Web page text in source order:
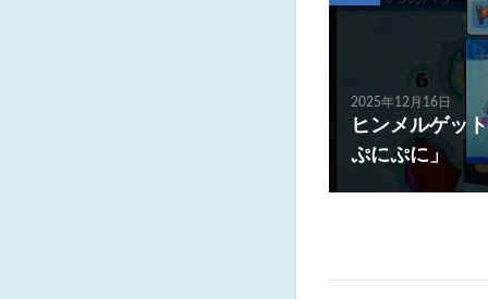
2025年12月16日
ヒンメルゲッ
ぷにぷに」